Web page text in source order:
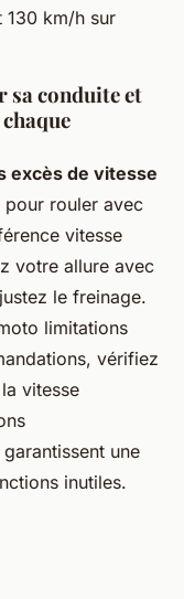
130 km/h sur
sa conduite et
excès de vitesse
rouler avec
vitesse
votre allure avec
le freinage.
limitations
vérifiez
vitesse
une
inutiles.